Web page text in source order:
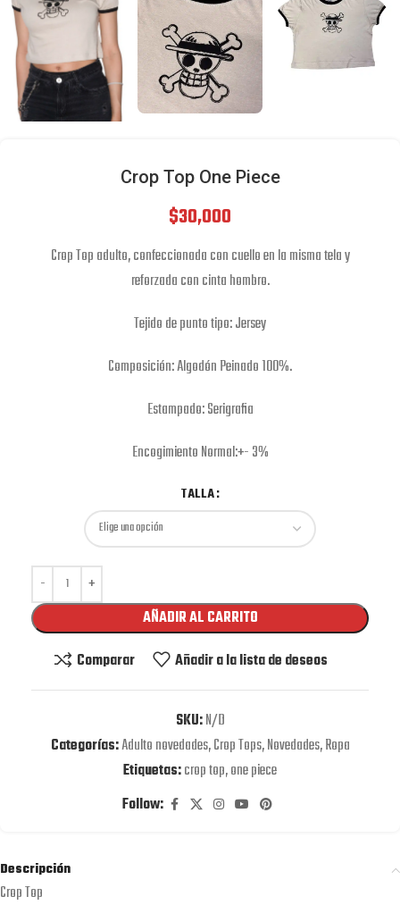
Crop Top One Piece
$30,000
Crop Top adulto, confeccionada con cuello en la misma tela y
reforzada con cinta hombro.
Tejido de punto tipo: Jersey
Composición: Algodón Peinado 100%.
Estampado: Serigrafia
Encogimiento Normal:+- 3%
TALLA
AÑADIR AL CARRITO
Comparar
Añadir a la lista de deseos
SKU:N/D
Categorías:Adulto novedades,Crop Tops,Novedades,Ropa
Etiquetas:crop top,one piece
Follow:
Descripción
Crop Top